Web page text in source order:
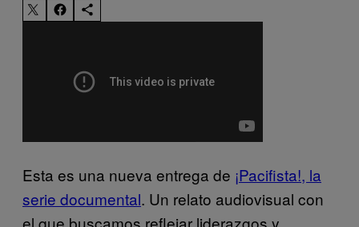
Esta es una nueva entrega de ¡Pacifista!, la
serie documental. Un relato audiovisual con
el que buscamos reflejar liderazgos y